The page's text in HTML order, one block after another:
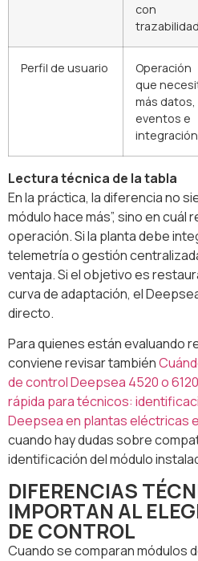
con
trazabilidad
Perfil de usuario
Operación
que
más datos,
eventos e
integración
Lectura técnica de la tabla
En la práctica, la diferencia no
módulo hace más”, sino en cuál
operación. Si la planta debe
telemetría o gestión
ventaja. Si el objetivo es
curva de adaptación, el
directo.
Para quienes están evaluando
conviene revisar también
de control Deepsea 4520 o 6120
rápida para técnicos:
Deepsea en plantas eléctricas
cuando hay dudas sobre
identificación del módulo
DIFERENCIAS
IMPORTAN AL
DE CONTROL
Cuando se comparan módulos